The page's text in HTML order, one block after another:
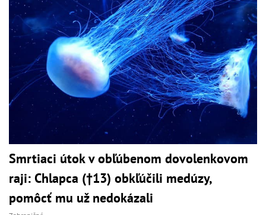
Smrtiaci útok v obľúbenom dovolenkovom
raji: Chlapca (†13) obkľúčili medúzy,
pomôcť mu už nedokázali